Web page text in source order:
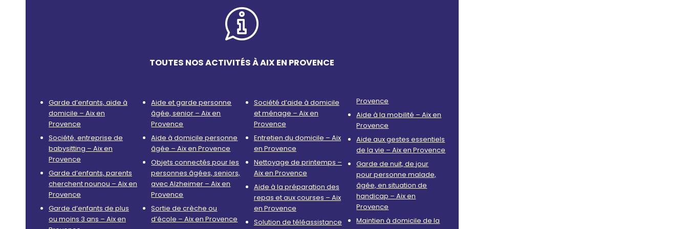
TOUTES NOS ACTIVITÉS À AIX EN PROVENCE
Garde d’enfants, aide à
domicile – Aix en
Provence
Société, entreprise de
babysitting – Aix en
Provence
Garde d’enfants, parents
cherchent nounou – Aix en
Provence
Garde d’enfants de plus
ou moins 3 ans – Aix en
Aide et garde personne
âgée, senior – Aix en
Provence
Aide à domicile personne
âgée – Aix en Provence
Objets connectés pour les
personnes âgées, seniors,
avec Alzheimer – Aix en
Provence
Sortie de crèche ou
d’école – Aix en Provence
Société d’aide à domicile
et ménage – Aix en
Provence
Entretien du domicile – Aix
en Provence
Nettoyage de printemps –
Aix en Provence
Aide à la préparation des
repas et aux courses – Aix
en Provence
Solution de téléassistance
Provence
Aide à la mobilité – Aix en
Provence
Aide aux gestes essentiels
de la vie – Aix en Provence
Garde de nuit, de jour
pour personne malade,
âgée, en situation de
handicap – Aix en
Provence
Maintien à domicile de la